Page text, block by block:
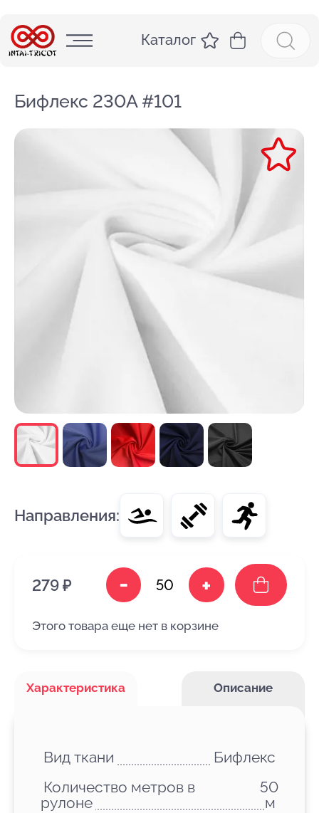
Каталог
Бифлекс 230А #101
Направления:
279 ₽ - +
Этого товара еще нет в корзине
Характеристика Описание
Вид ткани
Бифлекс
Количество метров в
рулоне
50
м